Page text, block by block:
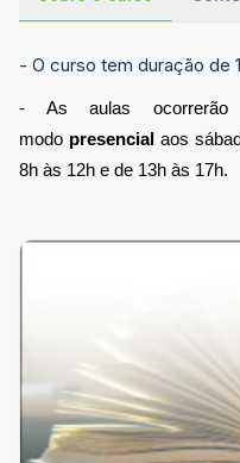
- O curso tem duração de
- As aulas
modo presencial aos
8h às 12h e de 13h às 17h.